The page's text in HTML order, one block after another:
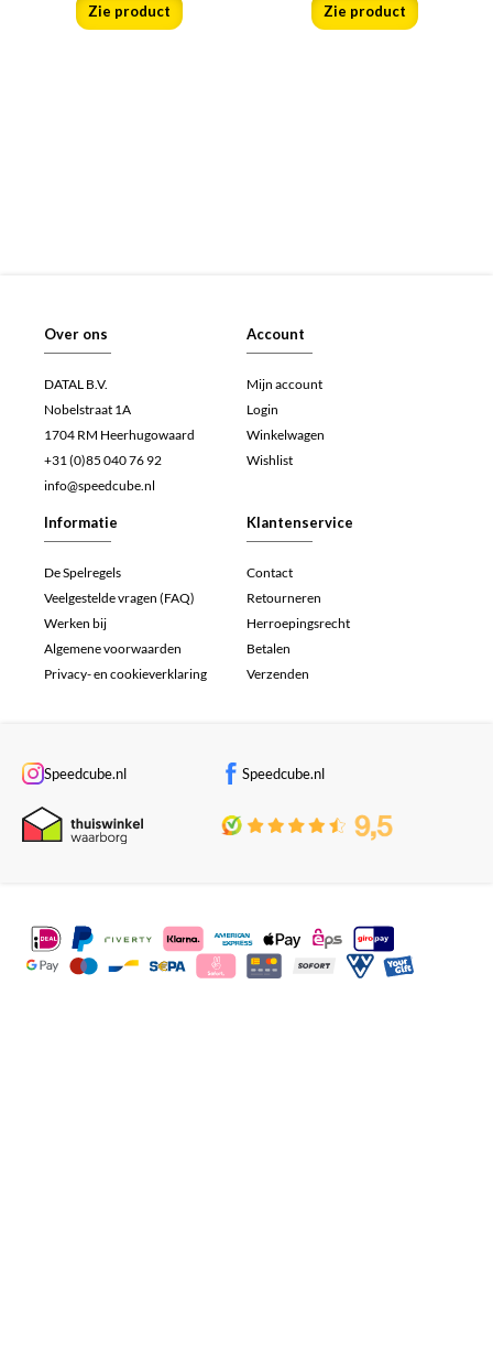
Zie product Zie product
Over ons
DATAL B.V.
Nobelstraat 1A
1704 RM Heerhugowaard
+31 (0)85 040 76 92
info@speedcube.nl
Account
Mijn account
Login
Winkelwagen
Wishlist
Informatie
De Spelregels
Veelgestelde vragen (FAQ)
Werken bij
Algemene voorwaarden
Privacy- en cookieverklaring
Klantenservice
Contact
Retourneren
Herroepingsrecht
Betalen
Verzenden
Speedcube.nl Speedcube.nl